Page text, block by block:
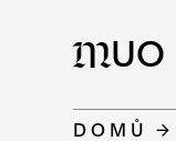
MUO
DOMŮ